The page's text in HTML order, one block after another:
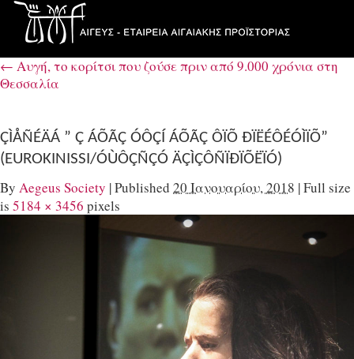
← Αυγή, το κορίτσι που ζούσε πριν από 9.000 χρόνια στη
Θεσσαλία
ÇÌÅÑÉÄÁ ” Ç ÁÕÃÇ ÓÔÇÍ ÁÕÃÇ ÔÏÕ ÐÏËÉÔÉÓÌÏÕ”
(EUROKINISSI/ÓÙÔÇÑÇÓ ÄÇÌÇÔÑÏÐÏÕËÏÓ)
By Aegeus Society |Published 20 Ιανουαρίου, 2018 |Full size
is 5184 × 3456 pixels